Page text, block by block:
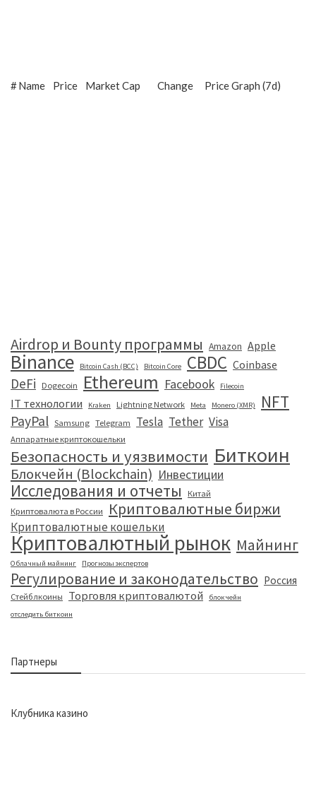
#Name Price Market Cap Change Price Graph (7d)
Airdrop и Bounty программы Amazon Apple
Binance Bitcoin Cash (BCC) Bitcoin Core CBDC Coinbase
DeFi Dogecoin Ethereum Facebook Filecoin
IT технологии Kraken Lightning Network Meta Monero (XMR) NFT
PayPal Samsung Telegram Tesla Tether Visa
Аппаратные криптокошельки
Безопасность и уязвимости Биткоин
Блокчейн (Blockchain) Инвестиции
Исследования и отчеты
Китай
Криптовалюта в России
Криптовалютные биржи
Криптовалютные кошельки
Криптовалютный рынок Майнинг
Облачный майнинг Прогнозы экспертов
Регулирование и законодательство Россия
Стейблкоины Торговля криптовалютой
блокчейн
отследить биткоин
Партнеры
Клубника казино